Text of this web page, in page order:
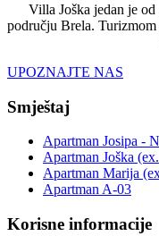
Villa Joška jedan je
području Brela. Turizmom
UPOZNAJTE NAS
Smještaj
Apartman Josipa -
Apartman Joška
Apartman Marija
Apartman A-03
Korisne informacije